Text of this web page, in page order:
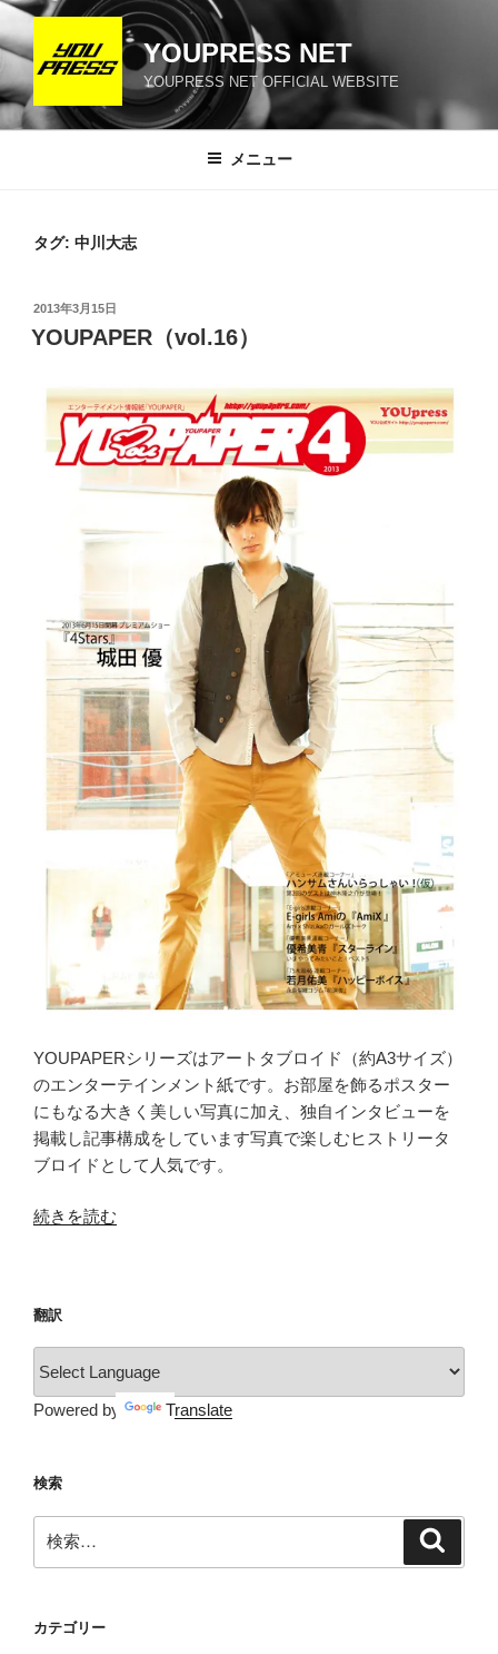
コ
ン
ン
YOUPRESS NET
YOUPRESS NET OFFICIAL WEBSITE
メニュー
タグ: 中川大志
投
稿
日:
2013年3月15日
YOUPAPER（vol.16）
YOUPAPERシリーズはアートタブロイド（約A3サイズ）
のエンターテインメント紙です。お部屋を飾るポスター
にもなる大きく美しい写真に加え、独自インタビューを
掲載し記事構成をしています写真で楽しむヒストリータ
ブロイドとして人気です。
“YOUPAPER（vol.16）”
続きを読む
翻訳
Powered by Translate
検索
索:
カテゴリー